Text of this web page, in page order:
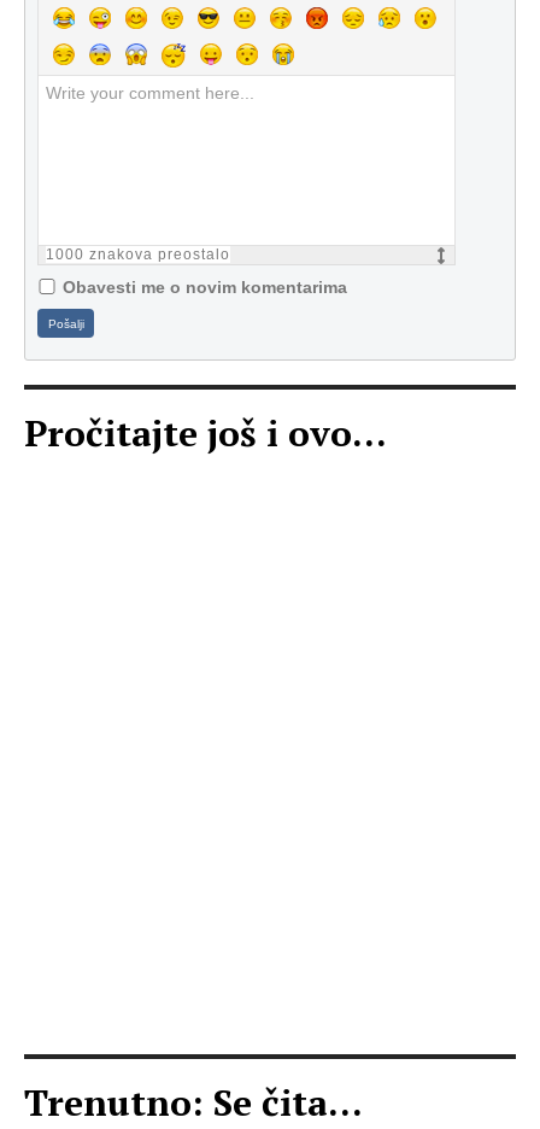
1000 znakova preostalo
Obavesti me o novim komentarima
Pošalji
Pročitajte još i ovo...
Trenutno: Se čita...